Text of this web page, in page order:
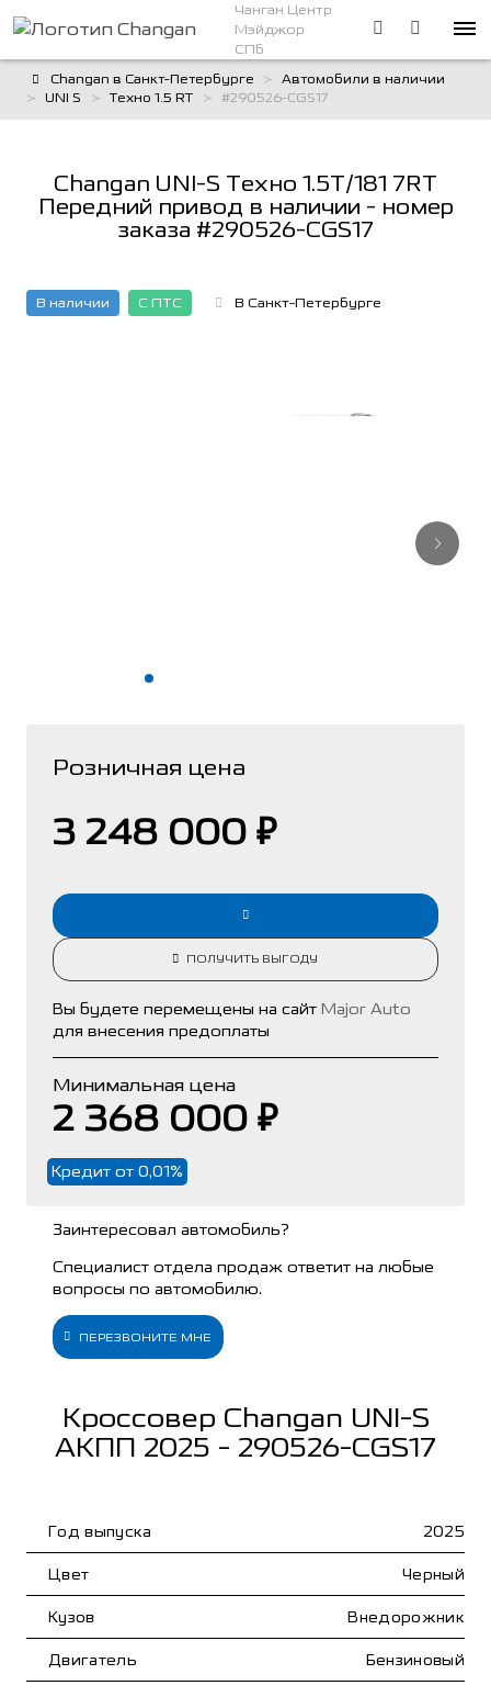
Чанган Центр
Мэйджор
СПб
Changan в Санкт-Петербурге
Автомобили в наличии
UNI S
Техно 1.5 RT #290526-CGS17
Changan UNI-S Техно 1.5T/181 7RT
Передний привод в наличии - номер
заказа #290526-CGS17
В наличии С ПТС В Санкт-Петербурге
Розничная цена
3 248 000 ₽
ПОЛУЧИТЬ ВЫГОДУ
Вы будете перемещены на сайт Major Auto
для внесения предоплаты
Минимальная цена
2 368 000 ₽
Кредит от 0,01%
Заинтересовал автомобиль?
Специалист отдела продаж ответит на любые
вопросы по автомобилю.
ПЕРЕЗВОНИТЕ МНЕ
Кроссовер Changan UNI-S
АКПП 2025 - 290526-CGS17
Год выпуска 2025
Цвет Черный
Кузов Внедорожник
Двигатель Бензиновый